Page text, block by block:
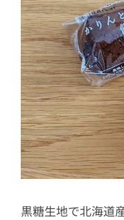
黒糖生地で北海道